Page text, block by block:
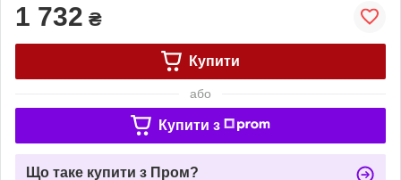
1 732 ₴
Купити
або
Купити з
Що таке купити з Пром?